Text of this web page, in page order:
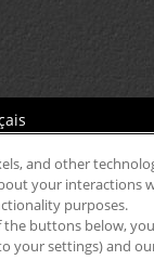
and other
your interactions
purposes.
buttons below,
your settings) and